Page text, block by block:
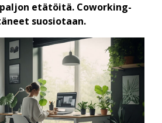
etätöitä. Coworking-
suosiotaan.